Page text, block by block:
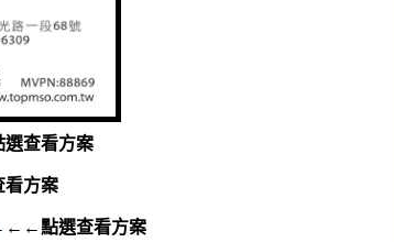
查看方案
方案
點選查看方案